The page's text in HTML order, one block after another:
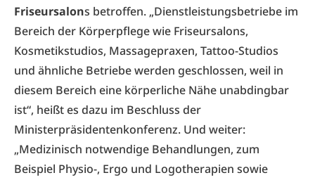
Friseursalons betroffen. „Dienstleistungsbetriebe im
Bereich der Körperpflege wie Friseursalons,
Kosmetikstudios, Massagepraxen, Tattoo-Studios
und ähnliche Betriebe werden geschlossen, weil in
diesem Bereich eine körperliche Nähe unabdingbar
ist“, heißt es dazu im Beschluss der
Ministerpräsidentenkonferenz. Und weiter:
„Medizinisch notwendige Behandlungen, zum
Beispiel Physio-, Ergo und Logotherapien sowie